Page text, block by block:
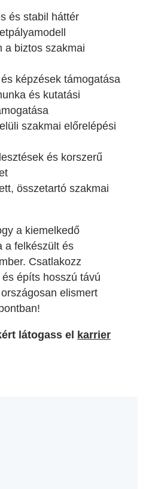
és stabil háttér
a biztos szakmai
képzések támogatása
és kutatási
szakmai előrelépési
és korszerű
összetartó szakmai
a kiemelkedő
a felkészült és
Csatlakozz
építs hosszú távú
elismert
látogass el
karrier